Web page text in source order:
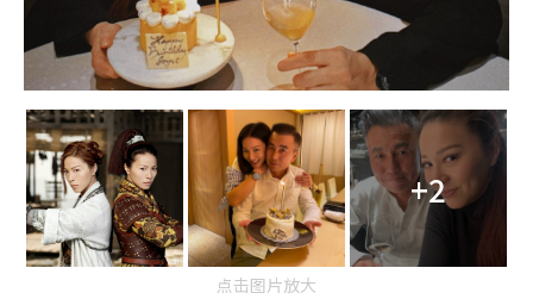
+2
点击图片放大